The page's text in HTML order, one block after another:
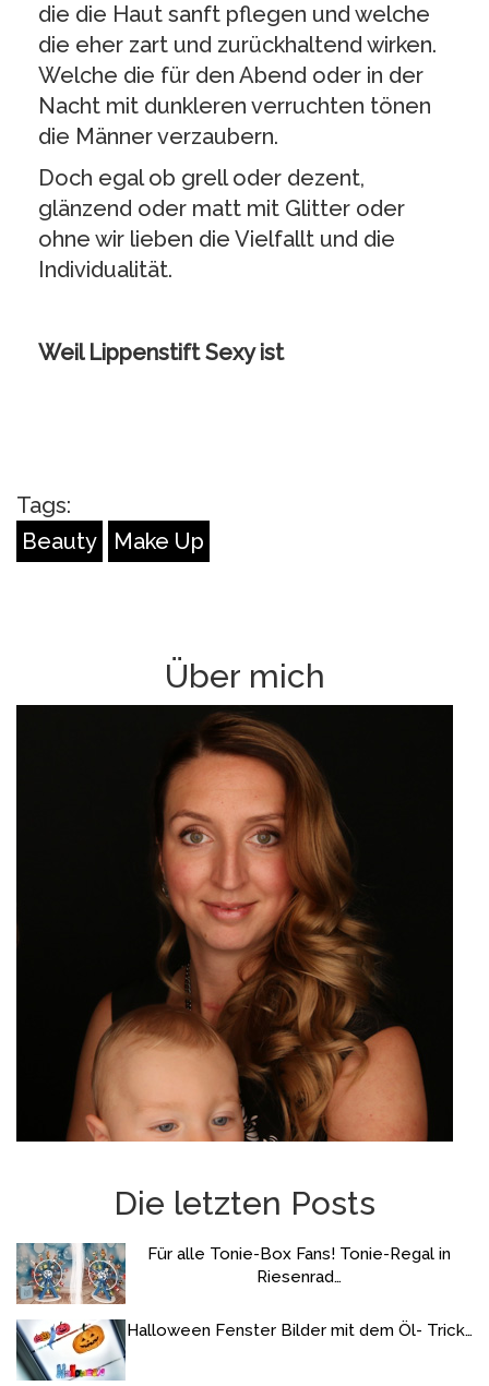
die die Haut sanft pflegen und welche
die eher zart und zurückhaltend wirken.
Welche die für den Abend oder in der
Nacht mit dunkleren verruchten tönen
die Männer verzaubern.
Doch egal ob grell oder dezent,
glänzend oder matt mit Glitter oder
ohne wir lieben die Vielfallt und die
Individualität.
Weil Lippenstift Sexy ist
Tags:
Beauty
Make Up
Über mich
Die letzten Posts
Für alle Tonie-Box Fans! Tonie-Regal in
Riesenrad…
Halloween Fenster Bilder mit dem Öl- Trick…